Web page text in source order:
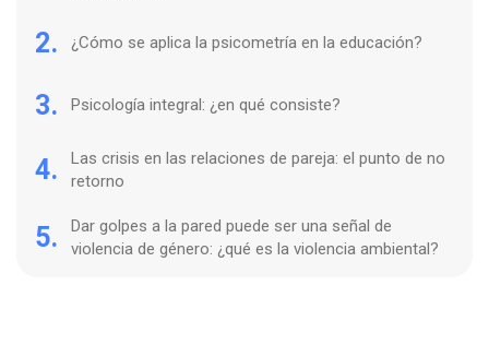
2. ¿Cómo se aplica la psicometría en la educación?
3. Psicología integral: ¿en qué consiste?
4.
Las crisis en las relaciones de pareja: el punto de no
retorno
5.
Dar golpes a la pared puede ser una señal de
violencia de género: ¿qué es la violencia ambiental?